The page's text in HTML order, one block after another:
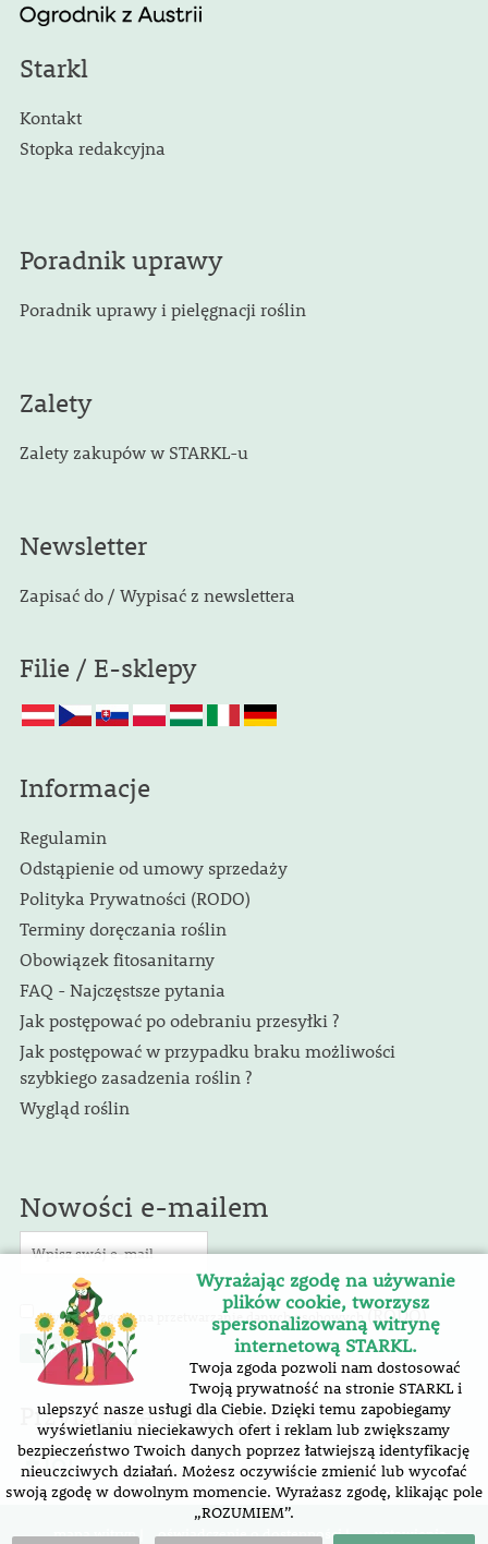
Starkl
Kontakt
Stopka redakcyjna
Poradnik uprawy
Poradnik uprawy i pielęgnacji roślin
Zalety
Zalety zakupów w STARKL-u
Newsletter
Zapisać do / Wypisać z newslettera
Filie / E-sklepy
Informacje
Regulamin
Odstąpienie od umowy sprzedaży
Polityka Prywatności (RODO)
Terminy doręczania roślin
Obowiązek fitosanitarny
FAQ - Najczęstsze pytania
Jak postępować po odebraniu przesyłki ?
Jak postępować w przypadku braku możliwości
szybkiego zasadzenia roślin ?
Wygląd roślin
Nowości e-mailem
Wyrażam zgodę na przetwarzanie danych osobowych (RODO)
Przyłączcie się do nas !
mapa witryn | oświadczenie o dostępności| ustawienia
Wyrażając zgodę na używanie
plików cookie, tworzysz
spersonalizowaną witrynę
internetową STARKL.
Twoja zgoda pozwoli nam dostosować
Twoją prywatność na stronie STARKL i
ulepszyć nasze usługi dla Ciebie. Dzięki temu zapobiegamy
wyświetlaniu nieciekawych ofert i reklam lub zwiększamy
bezpieczeństwo Twoich danych poprzez łatwiejszą identyfikację
nieuczciwych działań. Możesz oczywiście zmienić lub wycofać
swoją zgodę w dowolnym momencie. Wyrażasz zgodę, klikając pole
„ROZUMIEM”.